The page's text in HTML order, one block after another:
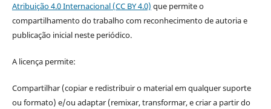
Atribuição 4.0 Internacional (CC BY 4.0) que permite o
compartilhamento do trabalho com reconhecimento de autoria e
publicação inicial neste periódico.
A licença permite:
Compartilhar (copiar e redistribuir o material em qualquer suporte
ou formato) e/ou adaptar (remixar, transformar, e criar a partir do